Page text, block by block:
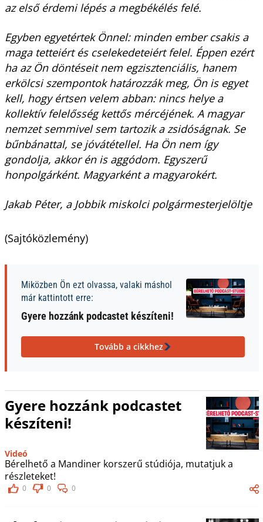
az első érdemi lépés a megbékélés felé.
Egyben egyetértek Önnel: minden ember csakis a
maga tetteiért és cselekedeteiért felel. Éppen ezért
ha az Ön döntéseit nem egzisztenciális, hanem
erkölcsi szempontok határozzák meg, Ön is egyet
kell, hogy értsen velem abban: nincs helye a
kollektív felelősség kettős mércéjének. A magyar
nemzet semmivel sem tartozik a zsidóságnak. Se
bűnbánattal, se jóvátétellel. Ha Ön nem így
gondolja, akkor én is aggódom. Egyszerű
honpolgárként. Magyarként a magyarokért.
Jakab Péter, a Jobbik miskolci polgármesterjelöltje
(Sajtóközlemény)
Miközben Ön ezt olvassa, valaki máshol
már kattintott erre:
Gyere hozzánk podcastet készíteni!
Tovább a cikkhez
Gyere hozzánk podcastet
készíteni!
Videó
Bérelhető a Mandiner korszerű stúdiója, mutatjuk a
részleteket!
0 0 0